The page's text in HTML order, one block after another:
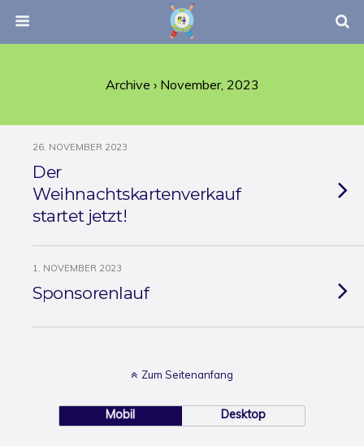
Archive › November, 2023
26. NOVEMBER 2023
Der
Weihnachtskartenverkauf
startet jetzt!
1. NOVEMBER 2023
Sponsorenlauf
Zum Seitenanfang
Mobil Desktop